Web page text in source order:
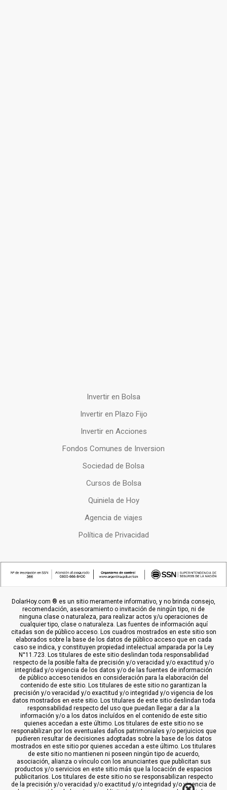
Invertir en Bolsa
Invertir en Plazo Fijo
Invertir en Acciones
Fondos Comunes de Inversion
Sociedad de Bolsa
Cursos de Bolsa
Quiniela de Hoy
Agencia de viajes
Política de Privacidad
DolarHoy.com ® es un sitio meramente informativo, y no brinda consejo,
recomendación, asesoramiento o invitación de ningún tipo, ni de
ninguna clase o naturaleza, para realizar actos y/u operaciones de
cualquier tipo, clase o naturaleza. Las fuentes de información aquí
citadas son de público acceso. Los cuadros mostrados en este sitio son
elaborados sobre la base de los datos de público acceso que en cada
caso se indica, y constituyen propiedad intelectual amparada por la Ley
N°11.723. Los titulares de este sitio deslindan toda responsabilidad
respecto de la posible falta de precisión y/o veracidad y/o exactitud y/o
integridad y/o vigencia de los datos y/o de las fuentes de información
de público acceso tenidos en consideración para la elaboración del
contenido de este sitio. Los titulares de este sitio no garantizan la
precisión y/o veracidad y/o exactitud y/o integridad y/o vigencia de los
datos mostrados en este sitio. Los titulares de este sitio deslindan toda
responsabilidad respecto del uso que puedan llegar a dar a la
información y/o a los datos incluídos en el contenido de este sitio
quienes accedan a este último. Los titulares de este sitio no se
responabilizan por los eventuales daños patrimoniales y/o perjuicios que
pudieren resultar de decisiones adoptadas sobre la base de los datos
mostrados en este sitio por quienes accedan a este último. Los titulares
de este sitio no mantienen ni poseen ningún tipo de acuerdo,
asociación, alianza o vínculo con los anunciantes que publicitan sus
productos y/o servicios en este sitio más que la locación de espacios
publicitarios. Los titulares de este sitio no se responsabilizan respecto
de la precisión y/o veracidad y/o exactitud y/o integridad y/o vigencia de